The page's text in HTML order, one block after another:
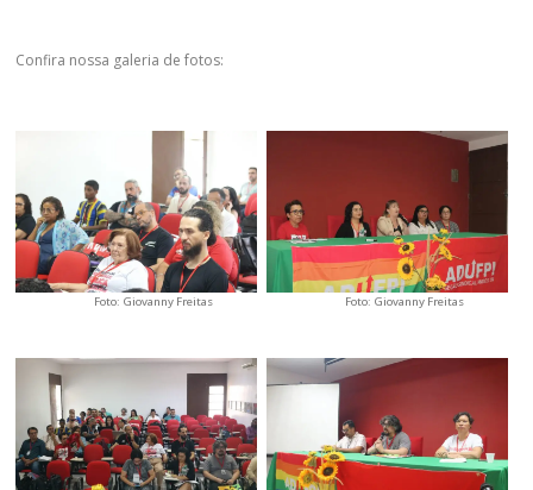
Confira nossa galeria de fotos:
Foto: Giovanny Freitas Foto: Giovanny Freitas